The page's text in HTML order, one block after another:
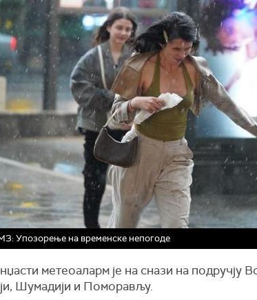
Упозорење на временске непогоде
метеоаларм је на снази на подручју
Шумадији и Поморављу.